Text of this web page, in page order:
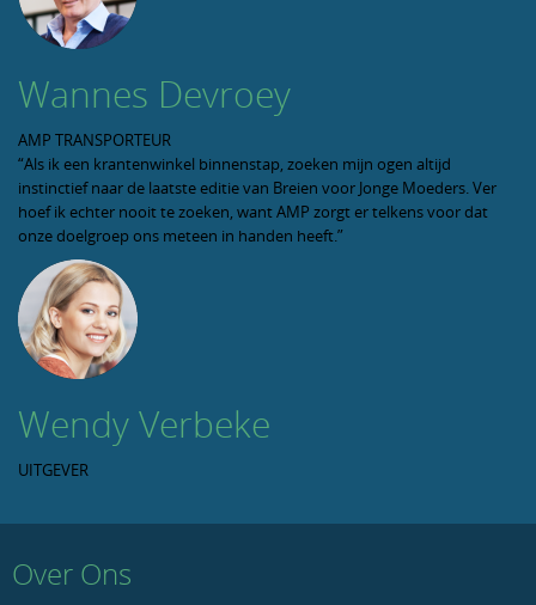
Wannes Devroey
AMP TRANSPORTEUR
“Als ik een krantenwinkel binnenstap, zoeken mijn ogen altijd
instinctief naar de laatste editie van Breien voor Jonge Moeders. Ver
hoef ik echter nooit te zoeken, want AMP zorgt er telkens voor dat
onze doelgroep ons meteen in handen heeft.”
Wendy Verbeke
UITGEVER
Over Ons